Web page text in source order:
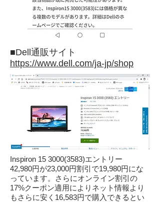
■Dell通販サイト
https://www.dell.com/ja-jp/shop
Inspiron 15 3000(3583)エントリー
42,980円が23,000円割引で19,980円にな
っています。さらにオンライン割引の
17%クーポン適用によりネット情報より
もさらに安く16,583円で購入できるとい